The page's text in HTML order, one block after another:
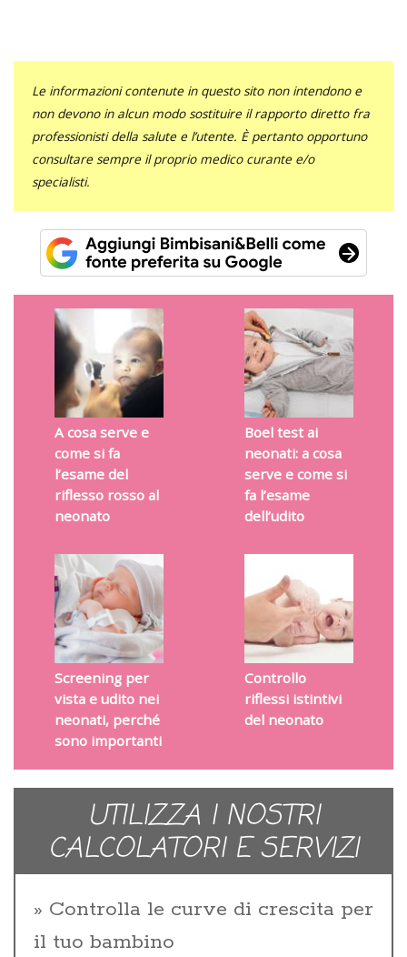
Le informazioni contenute in questo sito non intendono e
non devono in alcun modo sostituire il rapporto diretto fra
professionisti della salute e l’utente. È pertanto opportuno
consultare sempre il proprio medico curante e/o
specialisti.
A cosa serve e
come si fa
l’esame del
riflesso rosso al
neonato
Boel test ai
neonati: a cosa
serve e come si
fa l’esame
dell’udito
Screening per
vista e udito nei
neonati, perché
sono importanti
Controllo
riflessi istintivi
del neonato
UTILIZZA I NOSTRI
CALCOLATORI E SERVIZI
Controlla le curve di crescita per
il tuo bambino